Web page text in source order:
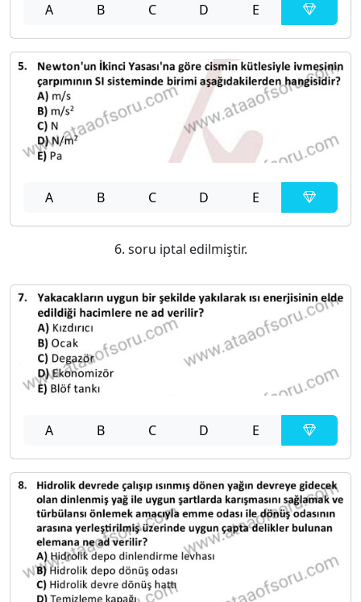
A B C D E
A B C D E
6. soru iptal edilmiştir.
A B C D E